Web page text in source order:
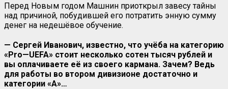
Перед Новым годом Машнин приоткрыл завесу тайны
над причиной, побудившей его потратить энную сумму
денег на недешёвое обучение.
— Сергей Иванович, известно, что учёба на категорию
«Pro—UEFA» стоит несколько сотен тысяч рублей и
вы оплачиваете её из своего кармана. Зачем? Ведь
для работы во втором дивизионе достаточно и
категории «А»…